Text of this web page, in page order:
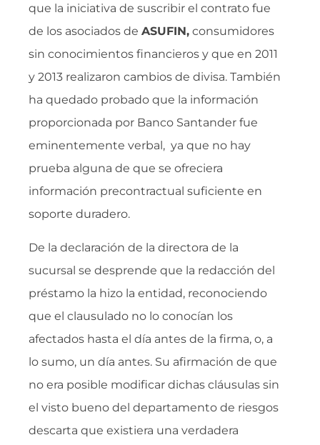
que la iniciativa de suscribir el contrato fue
de los asociados de ASUFIN, consumidores
sin conocimientos financieros y que en 2011
y 2013 realizaron cambios de divisa. También
ha quedado probado que la información
proporcionada por Banco Santander fue
eminentemente verbal, ya que no hay
prueba alguna de que se ofreciera
información precontractual suficiente en
soporte duradero.
De la declaración de la directora de la
sucursal se desprende que la redacción del
préstamo la hizo la entidad, reconociendo
que el clausulado no lo conocían los
afectados hasta el día antes de la firma, o, a
lo sumo, un día antes. Su afirmación de que
no era posible modificar dichas cláusulas sin
el visto bueno del departamento de riesgos
descarta que existiera una verdadera